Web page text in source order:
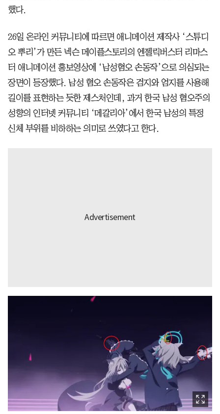
했다.
26일 온라인 커뮤니티에 따르면 애니메이션 제작사 ‘스튜디
오 뿌리’가 만든 넥슨 메이플스토리의 엔젤릭버스터 리마스
터 애니메이션 홍보영상에 ‘남성혐오 손동작’으로 의심되는
장면이 등장했다. 남성 혐오 손동작은 검지와 엄지를 사용해
길이를 표현하는 듯한 제스처인데, 과거 한국 남성 혐오주의
성향의 인터넷 커뮤니티 ‘메갈리아’에서 한국 남성의 특정
신체 부위를 비하하는 의미로 쓰였다고 한다.